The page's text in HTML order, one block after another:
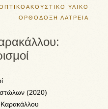
ΥΛΙΚΟ
ΟΡΘΟΔΟΞΗ ΛΑΤΡΕΙΑ
(2020)